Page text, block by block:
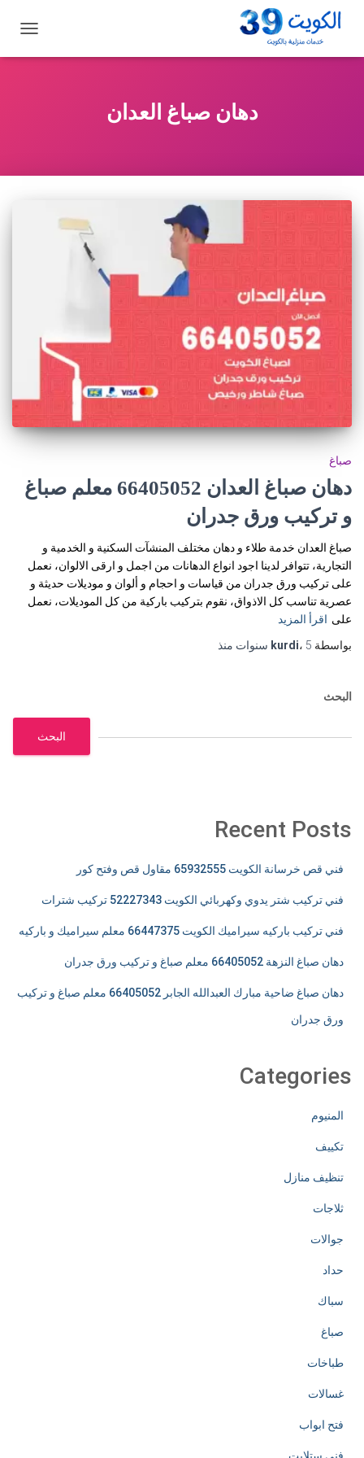
التنقل
دهان صباغ العدان
صباغ
دهان صباغ العدان 66405052 معلم صباغ
و تركيب ورق جدران
صباغ العدان خدمة طلاء و دهان مختلف المنشآت السكنية و الخدمية و
التجارية، تتوافر لدينا اجود انواع الدهانات من اجمل و ارقى الالوان، نعمل
على تركيب ورق جدران من قياسات و احجام و ألوان و موديلات حديثة و
عصرية تناسب كل الاذواق، نقوم بتركيب باركية من كل الموديلات، نعمل
على اقرأ المزيد
بواسطة
kurdi، 5 سنوات منذ
البحث
البحث
Recent Posts
فني قص خرسانة الكويت 65932555 مقاول قص وفتح كور
فني تركيب شتر يدوي وكهربائي الكويت 52227343 تركيب شترات
فني تركيب باركيه سيراميك الكويت 66447375 معلم سيراميك و باركيه
دهان صباغ النزهة 66405052 معلم صباغ و تركيب ورق جدران
دهان صباغ ضاحية مبارك العبدالله الجابر 66405052 معلم صباغ و تركيب
ورق جدران
Categories
المنيوم
تكييف
تنظيف منازل
ثلاجات
جوالات
حداد
سباك
صباغ
طباخات
غسالات
فتح ابواب
فني ستلايت